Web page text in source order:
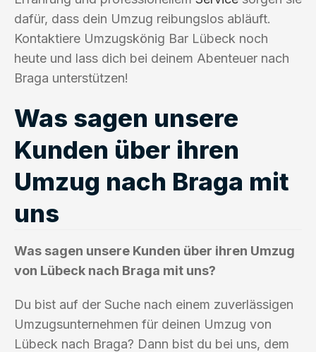
dafür, dass dein Umzug reibungslos abläuft.
Kontaktiere Umzugskönig Bar Lübeck noch
heute und lass dich bei deinem Abenteuer nach
Braga unterstützen!
Was sagen unsere
Kunden über ihren
Umzug nach Braga mit
uns
Was sagen unsere Kunden über ihren Umzug
von Lübeck nach Braga mit uns?
Du bist auf der Suche nach einem zuverlässigen
Umzugsunternehmen für deinen Umzug von
Lübeck nach Braga? Dann bist du bei uns, dem